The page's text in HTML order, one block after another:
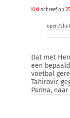
Kiki schreef op
open/
Dat met
een
voetbal
Tahirovic
Parma,